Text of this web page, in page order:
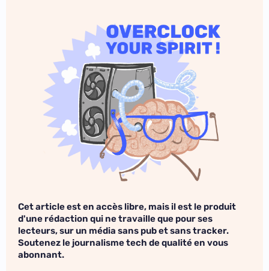
Cet article est en accès libre, mais il est le produit
d'une rédaction qui ne travaille que pour ses
lecteurs, sur un média sans pub et sans tracker.
Soutenez le journalisme tech de qualité en vous
abonnant.